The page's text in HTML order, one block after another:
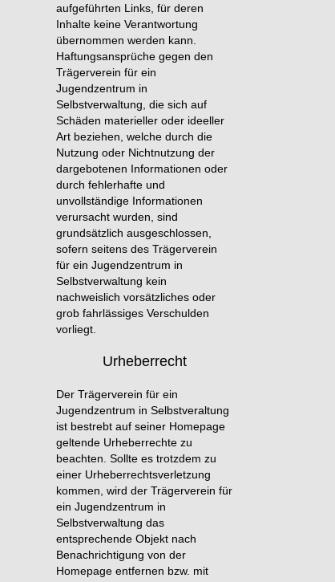
aufgeführten Links, für deren
Inhalte keine Verantwortung
übernommen werden kann.
Haftungsansprüche gegen den
Trägerverein für ein
Jugendzentrum in
Selbstverwaltung, die sich auf
Schäden materieller oder ideeller
Art beziehen, welche durch die
Nutzung oder Nichtnutzung der
dargebotenen Informationen oder
durch fehlerhafte und
unvollständige Informationen
verursacht wurden, sind
grundsätzlich ausgeschlossen,
sofern seitens des Trägerverein
für ein Jugendzentrum in
Selbstverwaltung kein
nachweislich vorsätzliches oder
grob fahrlässiges Verschulden
vorliegt.
Urheberrecht
Der Trägerverein für ein
Jugendzentrum in Selbstveraltung
ist bestrebt auf seiner Homepage
geltende Urheberrechte zu
beachten. Sollte es trotzdem zu
einer Urheberrechtsverletzung
kommen, wird der Trägerverein für
ein Jugendzentrum in
Selbstverwaltung das
entsprechende Objekt nach
Benachrichtigung von der
Homepage entfernen bzw. mit